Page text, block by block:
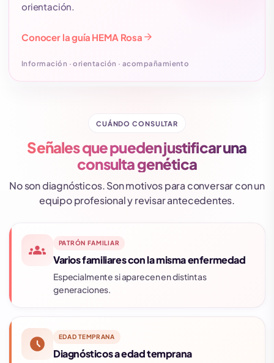
orientación.
Conocer la guía HEMA Rosa arrow_forward
Información · orientación · acompañamiento
CUÁNDO CONSULTAR
Señales que pueden justificar una
consulta genética
No son diagnósticos. Son motivos para conversar con un
equipo profesional y revisar antecedentes.
groups PATRÓN FAMILIAR
Varios familiares con la misma enfermedad
Especialmente si aparecen en distintas
generaciones.
schedule EDAD TEMPRANA
Diagnósticos a edad temprana